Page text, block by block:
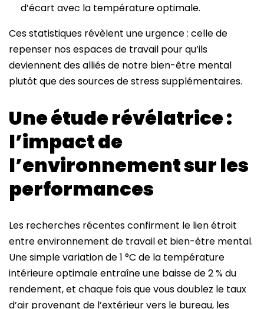
d’écart avec la température optimale.
Ces statistiques révèlent une urgence : celle de
repenser nos espaces de travail pour qu’ils
deviennent des alliés de notre bien-être mental
plutôt que des sources de stress supplémentaires.
Une étude révélatrice :
l’impact de
l’environnement sur les
performances
Les recherches récentes confirment le lien étroit
entre environnement de travail et bien-être mental.
Une simple variation de 1 °C de la température
intérieure optimale entraîne une baisse de 2 % du
rendement, et chaque fois que vous doublez le taux
d’air provenant de l’extérieur vers le bureau, les